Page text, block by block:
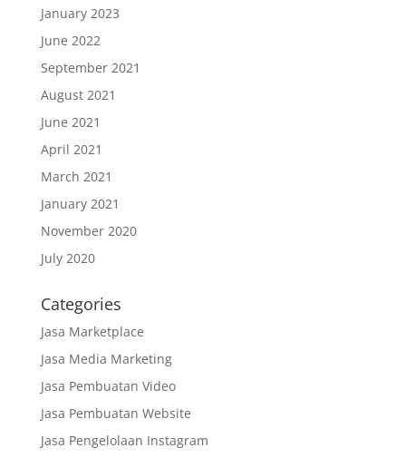
January 2023
June 2022
September 2021
August 2021
June 2021
April 2021
March 2021
January 2021
November 2020
July 2020
Categories
Jasa Marketplace
Jasa Media Marketing
Jasa Pembuatan Video
Jasa Pembuatan Website
Jasa Pengelolaan Instagram